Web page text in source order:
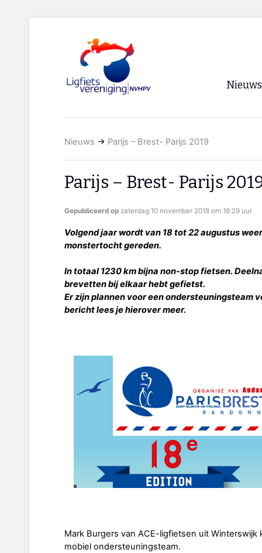
Nieuws
RSS
Nieuws → Parijs – Brest- Parijs 2019
Parijs – Brest- Parijs
Gepubliceerd op zaterdag 10 november 2018 om 16:29 uur
Volgend jaar wordt van 18 tot 22 augustus
monstertocht gereden.
In totaal 1230 km bijna non-stop fietsen.
brevetten bij elkaar hebt gefietst.
Er zijn plannen voor een ondersteuningsteam
bericht lees je hierover meer.
Mark Burgers van ACE-ligfietsen uit
mobiel ondersteuningsteam.